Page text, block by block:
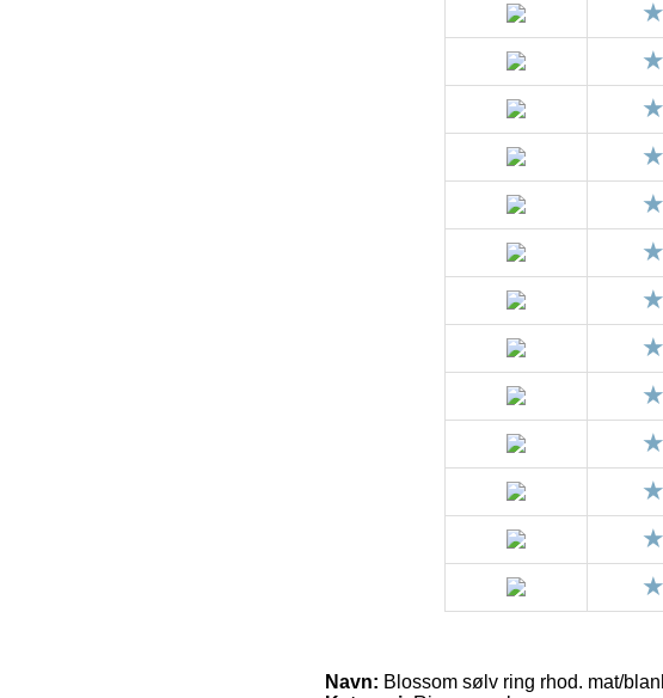
Navn: Blossom sølv ring rhod. mat/